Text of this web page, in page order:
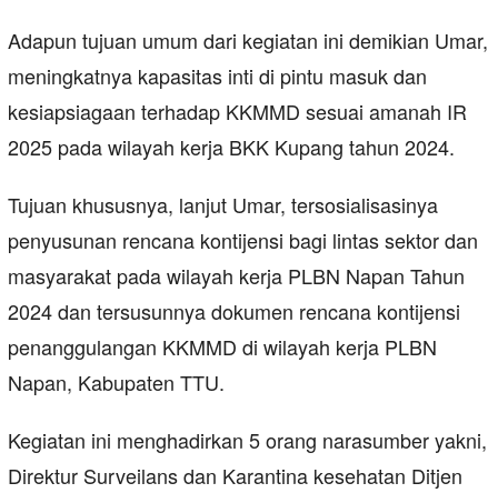
Adapun tujuan umum dari kegiatan ini demikian Umar,
meningkatnya kapasitas inti di pintu masuk dan
kesiapsiagaan terhadap KKMMD sesuai amanah IR
2025 pada wilayah kerja BKK Kupang tahun 2024.
Tujuan khususnya, lanjut Umar, tersosialisasinya
penyusunan rencana kontijensi bagi lintas sektor dan
masyarakat pada wilayah kerja PLBN Napan Tahun
2024 dan tersusunnya dokumen rencana kontijensi
penanggulangan KKMMD di wilayah kerja PLBN
Napan, Kabupaten TTU.
Kegiatan ini menghadirkan 5 orang narasumber yakni,
Direktur Surveilans dan Karantina kesehatan Ditjen